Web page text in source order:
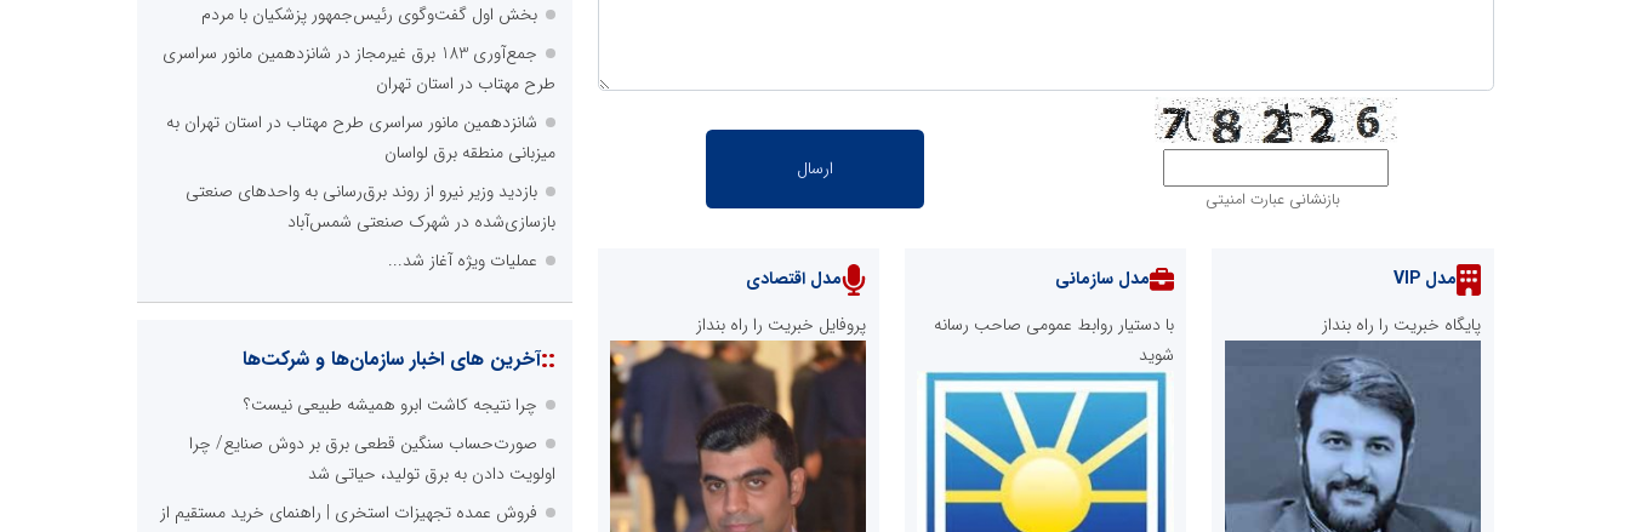
بازنشانی عبارت امنیتی
مدل VIP
پایگاه خبریت را راه بنداز
مدل سازمانی
با دستیار روابط عمومی صاحب رسانه
شوید
مدل اقتصادی
پروفایل خبریت را راه بنداز
بخش اول گفت‌وگوی رئیس‌جمهور پزشکیان با مردم
جمع‌آوری 183 برق غیرمجاز در شانزدهمین مانور سراسری
طرح مهتاب در استان تهران
شانزدهمین مانور سراسری طرح مهتاب در استان تهران به
میزبانی منطقه برق لواسان
بازدید وزیر نیرو از روند برق‌رسانی به واحدهای صنعتی
بازسازی‌شده در شهرک صنعتی شمس‌آباد
عملیات ویژه آغاز شد...
::آخرین های اخبار سازمان‌ها و شرکت‌ها
چرا نتیجه کاشت ابرو همیشه طبیعی نیست؟
صورت‌حساب سنگین قطعی برق بر دوش صنایع/ چرا
اولویت دادن به برق تولید، حیاتی شد
فروش عمده تجهیزات استخری | راهنمای خرید مستقیم از